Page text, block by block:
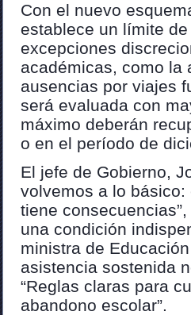
Con el nuevo
establece un límite
excepciones
académicas, como la
ausencias por viajes
será evaluada con
máximo deberán
o en el período de
El jefe de Gobierno,
volvemos a lo
tiene
una condición
ministra de
asistencia sostenida
“Reglas claras para
abandono escolar”.